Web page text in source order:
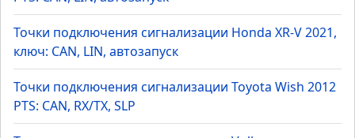
Как выбрать задний фонарь для Ford Focus 2 и
самостоятельно его заменить
Новое NEW